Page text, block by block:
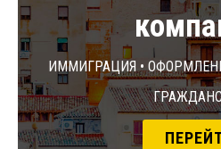
Иммиграция •